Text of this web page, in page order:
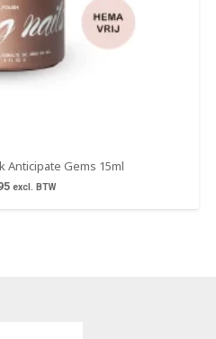
Anticipate Gems 15ml
excl. BTW